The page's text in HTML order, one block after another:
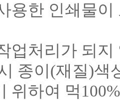
용한 인쇄물
업처리가 되지
종이(재질)색
위하여 먹